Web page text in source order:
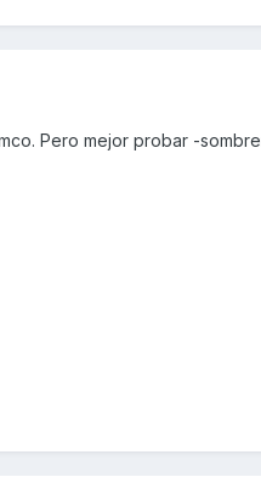
Pero mejor probar -